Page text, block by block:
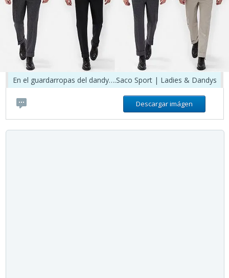
En el guardarropas del dandy….Saco Sport | Ladies & Dandys
Descargar imágen